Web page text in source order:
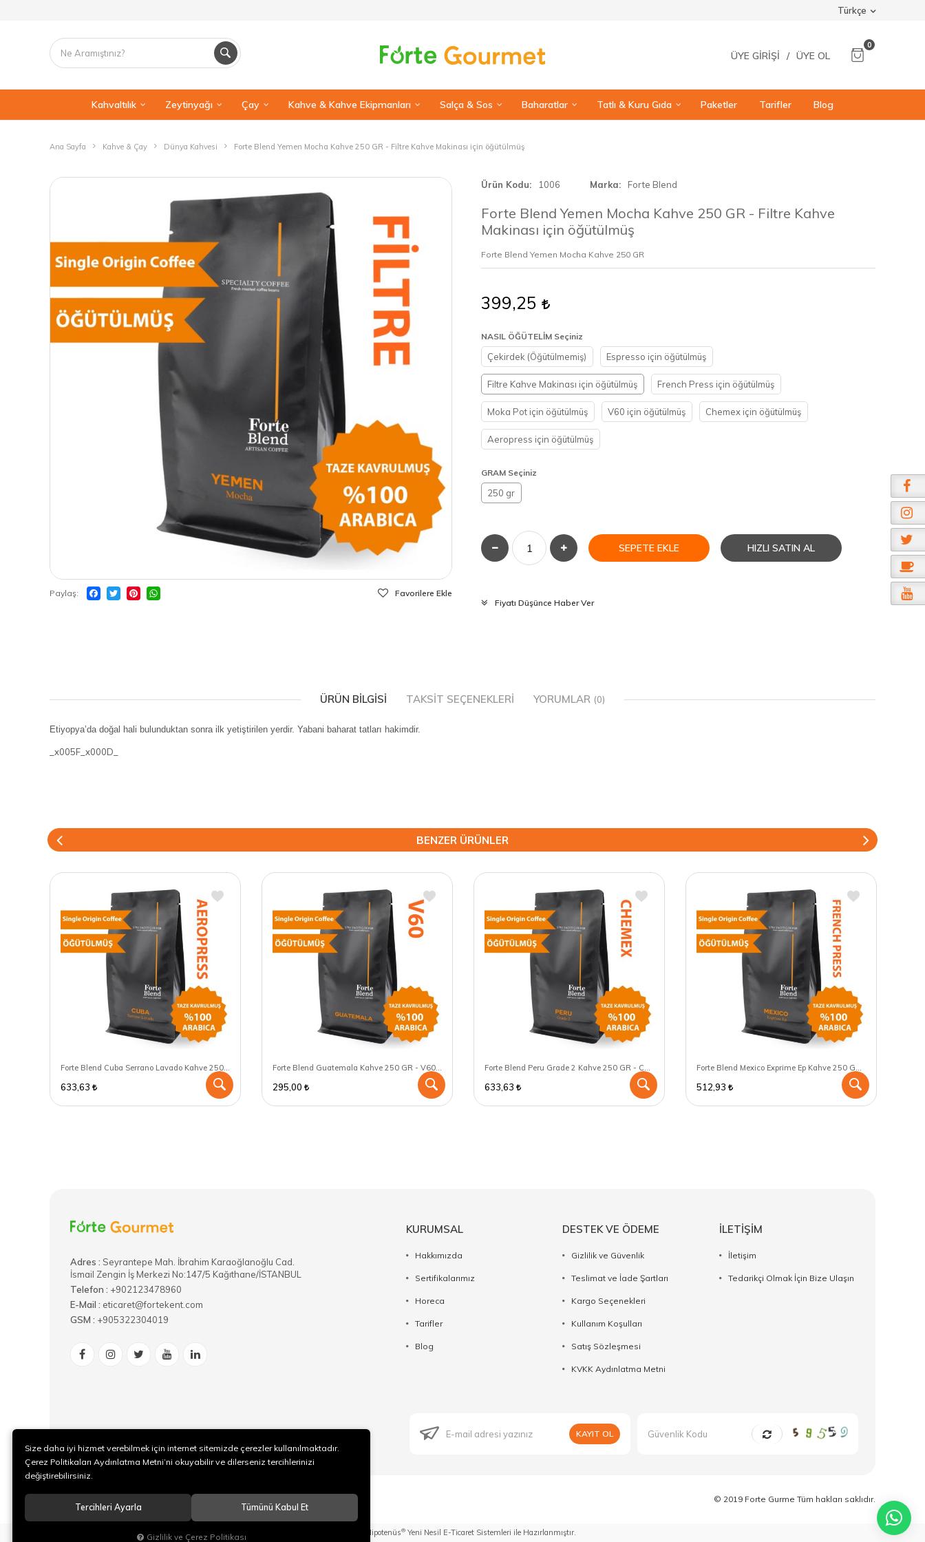
Türkçe
ÜYE GIRIŞI / ÜYE OL
0
Kahvaltılık Zeytinyağı Çay Kahve & Kahve Ekipmanları Salça & Sos Baharatlar Tatlı & Kuru Gıda Paketler Tarifler Blog
Ana Sayfa Kahve & Çay Dünya Kahvesi Forte Blend Yemen Mocha Kahve 250 GR - Filtre Kahve Makinası için öğütülmüş
Paylaş Favorilere Ekle
Ürün Kodu 1006 Marka Forte Blend
Forte Blend Yemen Mocha Kahve 250 GR - Filtre Kahve
Makinası için öğütülmüş
Forte Blend Yemen Mocha Kahve 250 GR
399,25
NASIL ÖĞÜTELİM Seçiniz
Çekirdek (Öğütülmemiş) Espresso için öğütülmüş
Filtre Kahve Makinası için öğütülmüş French Press için öğütülmüş
Moka Pot için öğütülmüş V60 için öğütülmüş Chemex için öğütülmüş
Aeropress için öğütülmüş
GRAM Seçiniz
250 gr
SEPETE EKLE HIZLI SATIN AL
Fiyatı Düşünce Haber Ver
ÜRÜN BILGISI TAKSIT SEÇENEKLERI YORUMLAR (0)
Etiyopya’da doğal hali bulunduktan sonra ilk yetiştirilen yerdir. Yabani baharat tatları hakimdir.
_x005F_x000D_
BENZER ÜRÜNLER
Forte Blend Cuba Serrano Lavado Kahve 250 GR - Aeropress için öğütülmüş
633,63
Forte Blend Guatemala Kahve 250 GR - V60 için öğütülmüş
295,00
Forte Blend Peru Grade 2 Kahve 250 GR - Chemex için öğütülmüş
633,63
Forte Blend Mexico Exprime Ep Kahve 250 GR - French Press için öğütülmüş
512,93
Adres : ​Seyrantepe Mah. İbrahim Karaoğlanoğlu Cad.
İsmail Zengin İş Merkezi No:147/5 Kağıthane/İSTANBUL
Telefon : +902123478960
E-Mail : eticaret@fortekent.com
GSM : +905322304019
KURUMSAL
Hakkımızda
Sertifikalarımız
Horeca
Tarifler
Blog
DESTEK VE ÖDEME
Gizlilik ve Güvenlik
Teslimat ve İade Şartları
Kargo Seçenekleri
Kullanım Koşulları
Satış Sözleşmesi
KVKK Aydınlatma Metni
İLETİŞİM
İletişim
Tedarikçi Olmak İçin Bize Ulaşın
KAYIT OL
© 2019 Forte Gurme Tüm hakları saklıdır.
Hipotenüs®Yeni Nesil E-Ticaret Sistemleri ile Hazırlanmıştır.
Size daha iyi hizmet verebilmek için internet sitemizde çerezler kullanılmaktadır.
Çerez Politikaları Aydınlatma Metni’ni okuyabilir ve dilerseniz tercihlerinizi
değiştirebilirsiniz.
Tercihleri Ayarla Tümünü Kabul Et
Gizlilik ve Çerez Politikası